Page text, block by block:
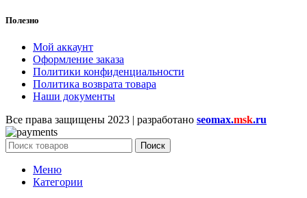
Полезно
Мой аккаунт
Оформление заказа
Политики конфиденциальности
Политика возврата товара
Наши документы
Все права защищены 2023 | разработано seomax.msk.ru
Поиск
Меню
Категории